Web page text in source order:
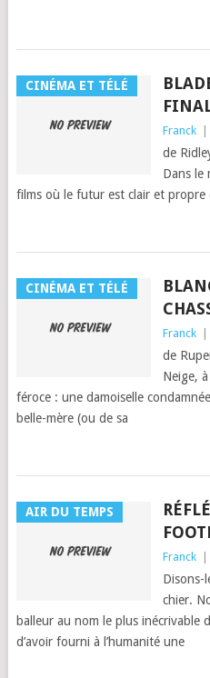
CINÉMA ET TÉLÉ
Franck
de
Dans le
films où le futur est clair et
CINÉMA ET TÉLÉ
Franck
de
Neige,
féroce : une damoi­selle
belle-mère (ou de sa
AIR DU TEMPS
Franck
Dis­ons-
chi­er.
balleur au nom le plus inécriv­able
d’avoir fourni à l’hu­man­ité une